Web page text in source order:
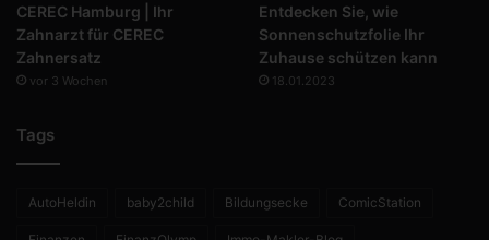
CEREC Hamburg | Ihr
Zahnarzt für CEREC
Zahnersatz
vor 3 Wochen
Entdecken Sie, wie
Sonnenschutzfolie Ihr
Zuhause schützen kann
18.01.2023
Tags
AutoHeldin baby2child Bildungsecke ComicStation